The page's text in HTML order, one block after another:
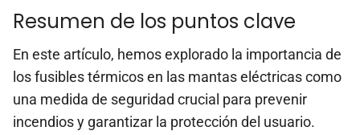
Resumen de los puntos clave
En este artículo, hemos explorado la importancia de
los fusibles térmicos en las mantas eléctricas como
una medida de seguridad crucial para prevenir
incendios y garantizar la protección del usuario.